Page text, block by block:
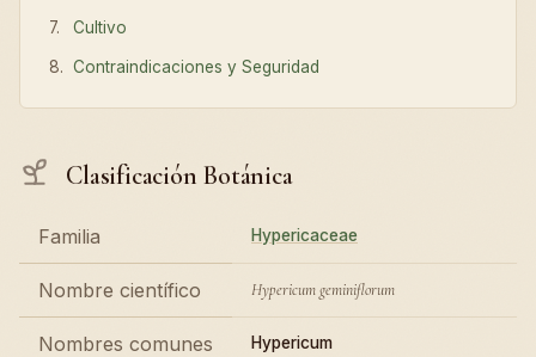
Cultivo
Contraindicaciones y Seguridad
Clasificación Botánica
Familia Hypericaceae
Nombre científico Hypericum geminiflorum
Nombres comunes Hypericum